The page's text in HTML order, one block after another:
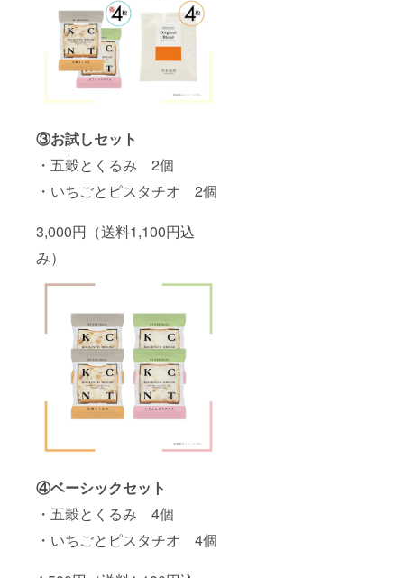
③お試しセット
・五穀とくるみ 2個
・いちごとピスタチオ 2個
3,000円（送料1,100円込
み）
④ベーシックセット
・五穀とくるみ 4個
・いちごとピスタチオ 4個